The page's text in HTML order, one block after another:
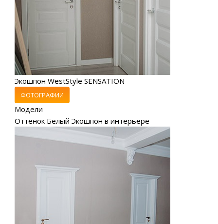
Экошпон WestStyle SENSATION
ФОТОГРАФИИ
Модели
Оттенок Белый Экошпон в интерьере